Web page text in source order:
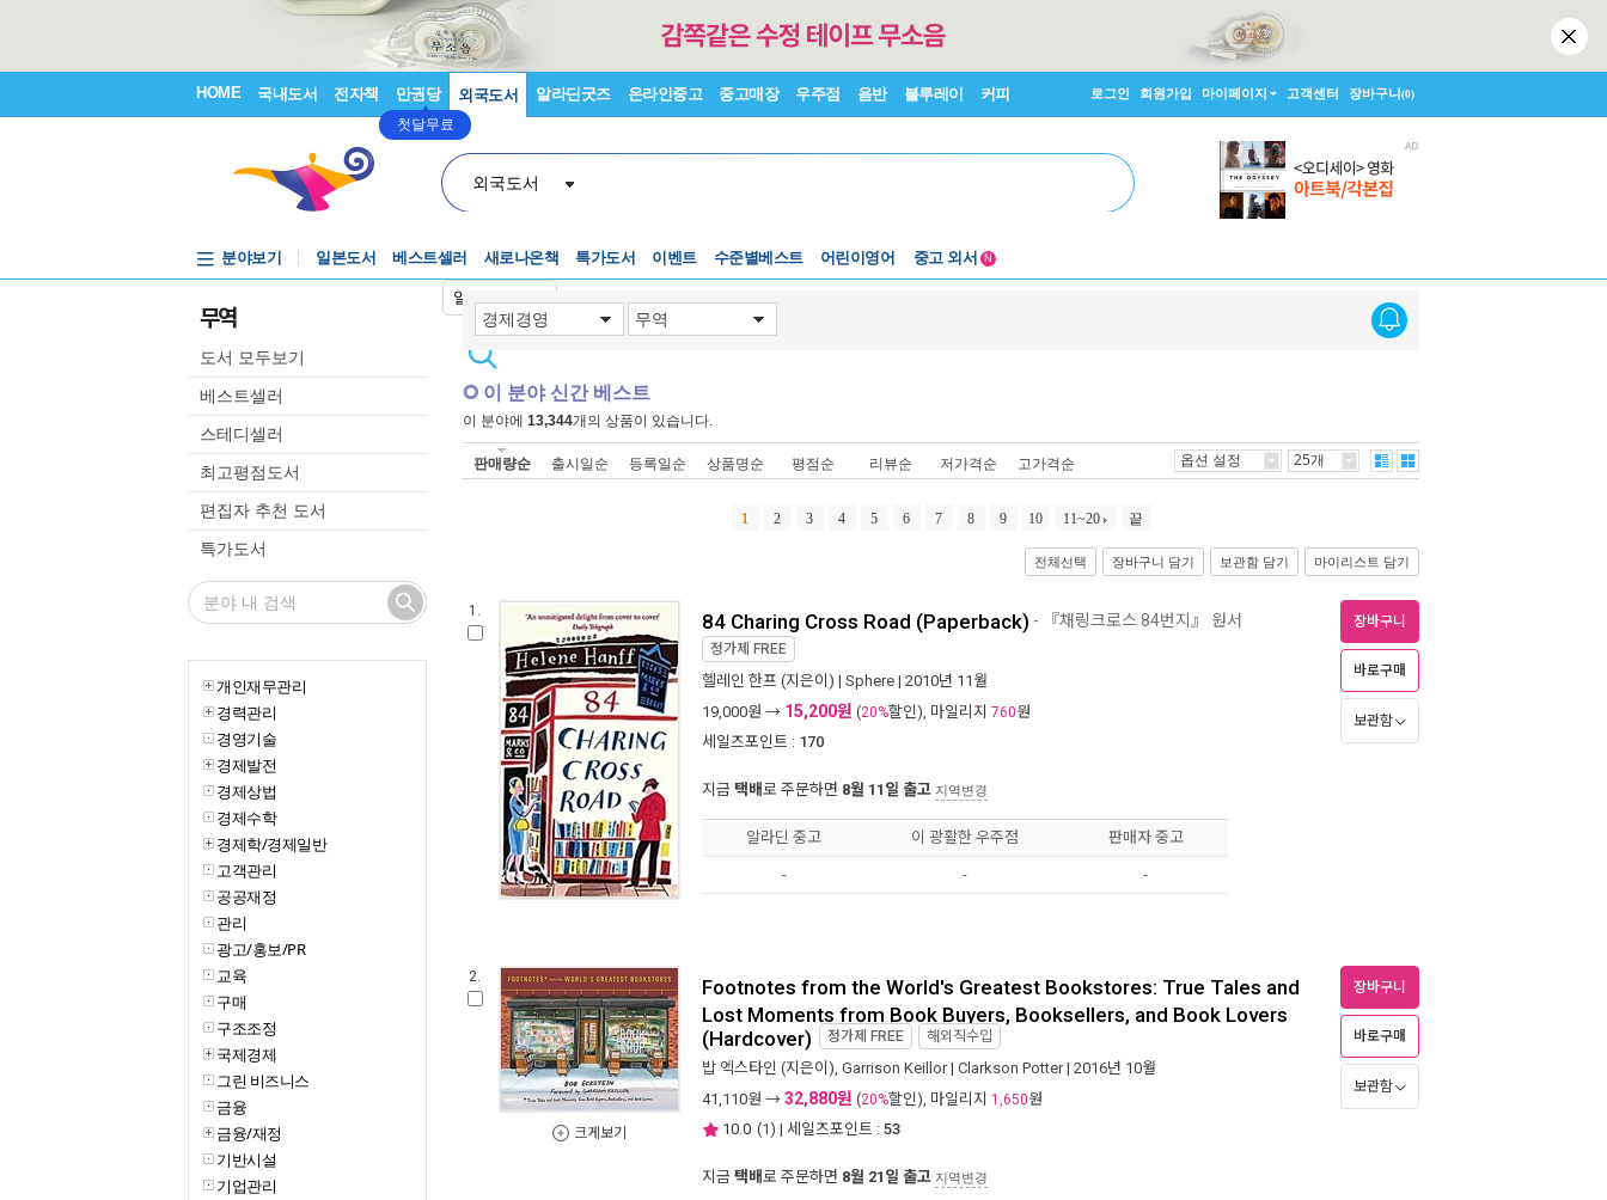
HOME 국내도서 전자책 만권당
첫달무료
외국도서 알라딘굿즈 온라인중고 중고매장 우주점 음반 블루레이 커피 로그인 회원가입 마이페이지 고객센터 장바구니(0)
외국도서
일본어입력기
분야보기 일본도서 베스트셀러 새로나온책 특가도서 이벤트
수준별베스트
Lexile®
수준별베스트
어린이영어
중고 외서
5백원부터
N
무역
도서 모두보기
베스트셀러
스테디셀러
최고평점도서
편집자 추천 도서
특가도서
개인재무관리
경력관리
경영기술
경제발전
경제상법
경제수학
경제학/경제일반
고객관리
공공재정
관리
광고/홍보/PR
교육
구매
구조조정
국제경제
그린 비즈니스
금융
금융/재정
기반시설
기업관리
이 분야 신간 베스트
이 분야에 13,344개의 상품이 있습니다.
판매량순 출시일순 등록일순 상품명순 평점순 리뷰순 저가격순 고가격순 옵션 설정 25개
1 2 3 4 5 6 7 8 9 10 11~20 끝
전체선택 장바구니 담기 보관함 담기 마이리스트 담기
1. 84 Charing Cross Road (Paperback) - 『채링크로스 84번지』 원서
정가제 FREE
헬레인 한프 (지은이) | Sphere | 2010년 11월
19,000원 → 15,200원 (20%할인), 마일리지 760원
세일즈포인트 : 170
지금 택배로 주문하면 8월 11일 출고 지역변경
장바구니
바로구매
보관함
알라딘 중고 이 광활한 우주점 판매자 중고
- - -
2.
크게보기
Footnotes from the World's Greatest Bookstores: True Tales and
Lost Moments from Book Buyers, Booksellers, and Book Lovers
(Hardcover)
정가제 FREE 해외직수입
밥 엑스타인 (지은이), Garrison Keillor| Clarkson Potter| 2016년 10월
41,110원 → 32,880원 (20%할인), 마일리지 1,650원
10.0 (1) | 세일즈포인트 : 53
지금 택배로 주문하면 8월 21일 출고 지역변경
장바구니
바로구매
보관함